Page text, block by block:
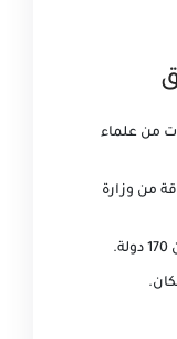
من علماء
من وزارة